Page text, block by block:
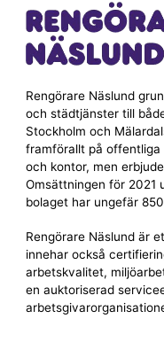
Rengörare Näslund
och städtjänster till
Stockholm och
framförallt på offentliga
och kontor, men
Omsättningen för 2021
bolaget har ungefär
Rengörare Näslund är
innehar också
arbetskvalitet,
en auktoriserad